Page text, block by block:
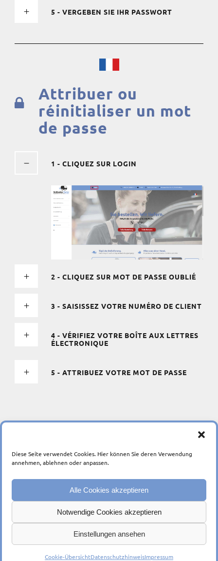
Diese Seite verwendet Cookies. Hier können Sie deren Verwendung
annehmen, ablehnen oder anpassen.
Alle Cookies akzeptieren
Notwendige Cookies akzeptieren
Einstellungen ansehen
Cookie-ÜbersichtDatenschutzhinweisImpressum
5 - VERGEBEN SIE IHR PASSWORT
Attribuer ou
réinitialiser un mot
de passe
1 - CLIQUEZ SUR LOGIN
2 - CLIQUEZ SUR MOT DE PASSE OUBLIÉ
3 - SAISISSEZ VOTRE NUMÉRO DE CLIENT
4 - VÉRIFIEZ VOTRE BOÎTE AUX LETTRES
ÉLECTRONIQUE
5 - ATTRIBUEZ VOTRE MOT DE PASSE
Ein Unternehmen der
Barrierefreiheit